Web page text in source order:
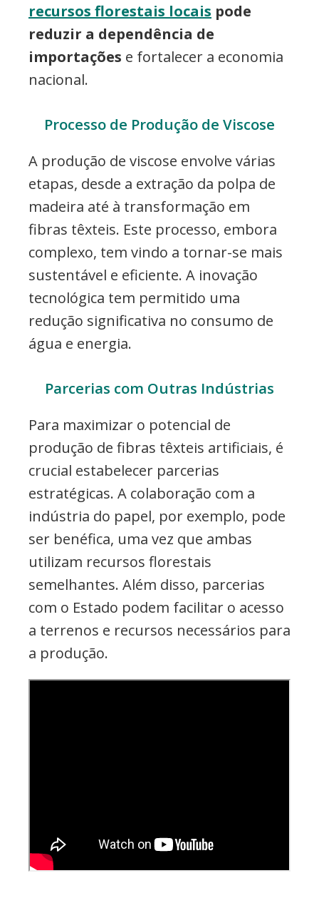
recursos florestais locais pode
reduzir a dependência de
importações e fortalecer a economia
nacional.
Processo de Produção de Viscose
A produção de viscose envolve várias
etapas, desde a extração da polpa de
madeira até à transformação em
fibras têxteis. Este processo, embora
complexo, tem vindo a tornar-se mais
sustentável e eficiente. A inovação
tecnológica tem permitido uma
redução significativa no consumo de
água e energia.
Parcerias com Outras Indústrias
Para maximizar o potencial de
produção de fibras têxteis artificiais, é
crucial estabelecer parcerias
estratégicas. A colaboração com a
indústria do papel, por exemplo, pode
ser benéfica, uma vez que ambas
utilizam recursos florestais
semelhantes. Além disso, parcerias
com o Estado podem facilitar o acesso
a terrenos e recursos necessários para
a produção.